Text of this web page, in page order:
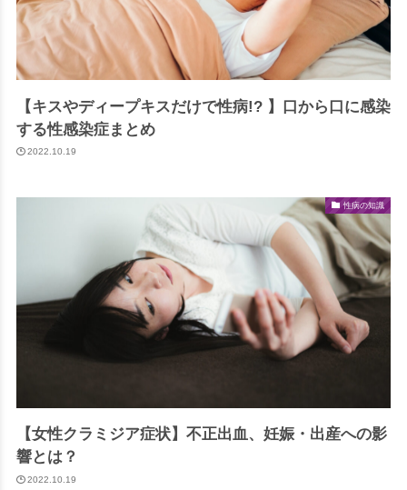
【キスやディープキスだけで性病!? 】口から口に感染
する性感染症まとめ
2022.10.19
性病の知識
【女性クラミジア症状】不正出血、妊娠・出産への影
響とは？
2022.10.19